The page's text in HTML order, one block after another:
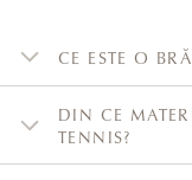
CE ESTE O
DIN CE
TENNIS?